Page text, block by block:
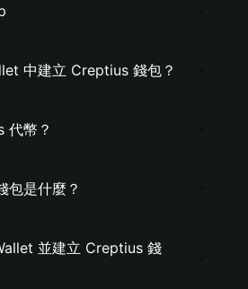
中建立 Creptius 錢包？
代幣？
包是什麼？
並建立 Creptius 錢